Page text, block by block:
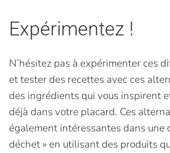
Expérimentez !
N’hésitez pas à expérimenter ces
et tester des recettes avec ces
des ingrédients qui vous inspirent
déjà dans votre placard. Ces
également intéressantes dans une
déchet » en utilisant des produits